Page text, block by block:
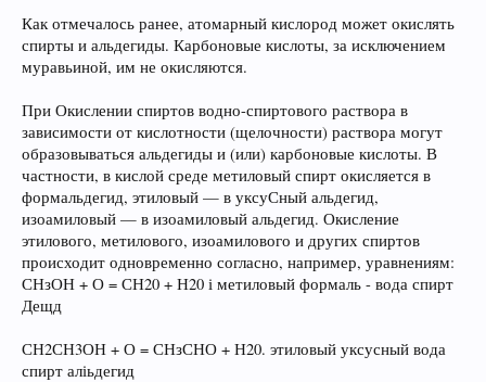
Как отмечалось ранее, атомарный кислород может окислять
спирты и альдегиды. Карбоновые кислоты, за исключением
муравьиной, им не окисляются.
При Окислении спиртов водно-спиртового раствора в
зависимости от кислотности (щелочности) раствора могут
образовываться альдегиды и (или) карбоновые кислоты. В
частности, в кислой среде метиловый спирт окисляется в
формальдегид, этиловый — в уксуСный альдегид,
изоамиловый — в изоамиловый альдегид. Окисление
этилового, метилового, изоамилового и других спиртов
происходит одновременно согласно, например, уравнениям:
СНзОН + О = СН20 + Н20 і метиловый формаль - вода спирт
Дещд
СН2СН3ОН + О = СНзСНО + Н20. этиловый уксусный вода
спирт аліьдегид